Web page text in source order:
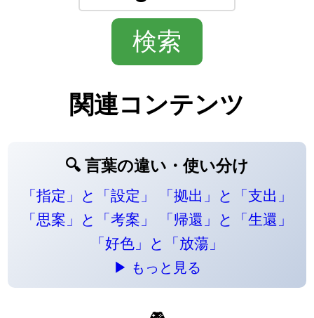
関連コンテンツ
🔍 言葉の違い・使い分け
「指定」と「設定」
「拠出」と「支出」
「思案」と「考案」
「帰還」と「生還」
「好色」と「放蕩」
▶ もっと見る